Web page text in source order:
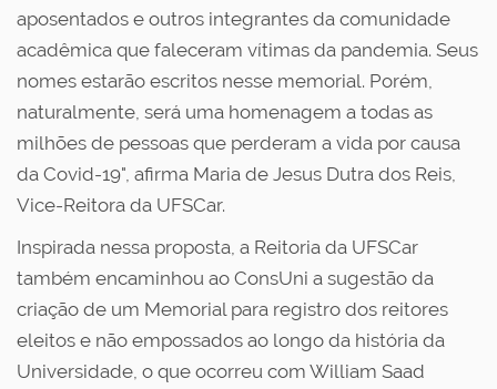
aposentados e outros integrantes da comunidade
acadêmica que faleceram vítimas da pandemia. Seus
nomes estarão escritos nesse memorial. Porém,
naturalmente, será uma homenagem a todas as
milhões de pessoas que perderam a vida por causa
da Covid-19", afirma Maria de Jesus Dutra dos Reis,
Vice-Reitora da UFSCar.
Inspirada nessa proposta, a Reitoria da UFSCar
também encaminhou ao ConsUni a sugestão da
criação de um Memorial para registro dos reitores
eleitos e não empossados ao longo da história da
Universidade, o que ocorreu com William Saad